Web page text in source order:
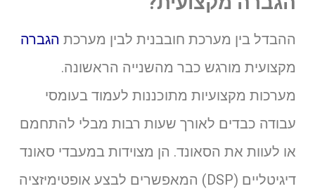
ההבדל בין מערכת חובבנית לבין מערכת הגברה
מקצועית מורגש כבר מהשנייה הראשונה.
מערכות מקצועיות מתוכננות לעמוד בעומסי
עבודה כבדים לאורך שעות רבות מבלי להתחמם
או לעוות את הסאונד. הן מצוידות במעבדי סאונד
דיגיטליים (DSP) המאפשרים לבצע אופטימיזציה